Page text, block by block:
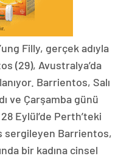
Filly, gerçek adıyla
(29), Avustralya’da
Barrientos, Salı
ve Çarşamba günü
Eylül’de Perth’teki
sergileyen Barrientos,
bir kadına cinsel